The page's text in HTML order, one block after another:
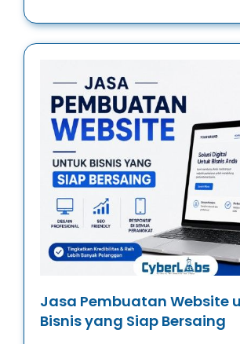
Jasa Pembuatan Website
Bisnis yang Siap Bersaing